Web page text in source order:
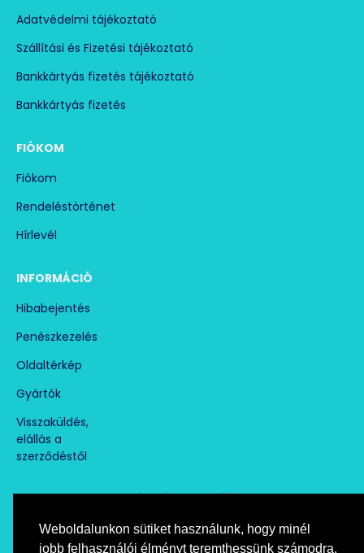
Weboldalunkon sütiket használunk, hogy minél
jobb felhasználói élményt teremthessünk számodra.
Adatvédelmi tájékoztató
Szállítási és Fizetési tájékoztató
Bankkártyás fizetés tájékoztató
Bankkártyás fizetés
FIÓKOM
Fiókom
Rendeléstörténet
Hírlevél
INFORMÁCIÓ
Hibabejentés
Penészkezelés
Oldaltérkép
Gyártók
Visszaküldés,
elállás a
szerződéstől
Árukereső.hu
marketplace partner